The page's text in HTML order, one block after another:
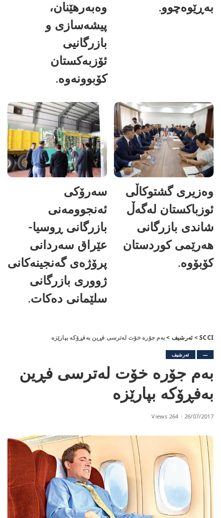
بەڕێوەچوو.
وەبەرهێنان،
پیشەسازی و
بازرگانیی
ئۆزبەکستان
کۆبوونەوە.
وەزیری گشتوکاڵی
ئوزباکستان لەگەڵ
شاندی بازرگانی
هەرێمی کوردستان
کۆبۆوە.
سەرۆکی
ئەنجوومەنی
بازرگانی ڕوسیا-
عێراق سەردانی
پرۆژەی گەنجینەکانی
ژووری بازرگانی
سلێمانی دەکات.
SCCI
>ئەرشیف >بەم جۆرە خۆت لەترسی فڕین بەفڕۆکە بپارێزە
— ئەرشیف
بەم جۆرە خۆت لەترسی فڕین
بەفڕۆکە بپارێزە
26/07/2017
264 Views